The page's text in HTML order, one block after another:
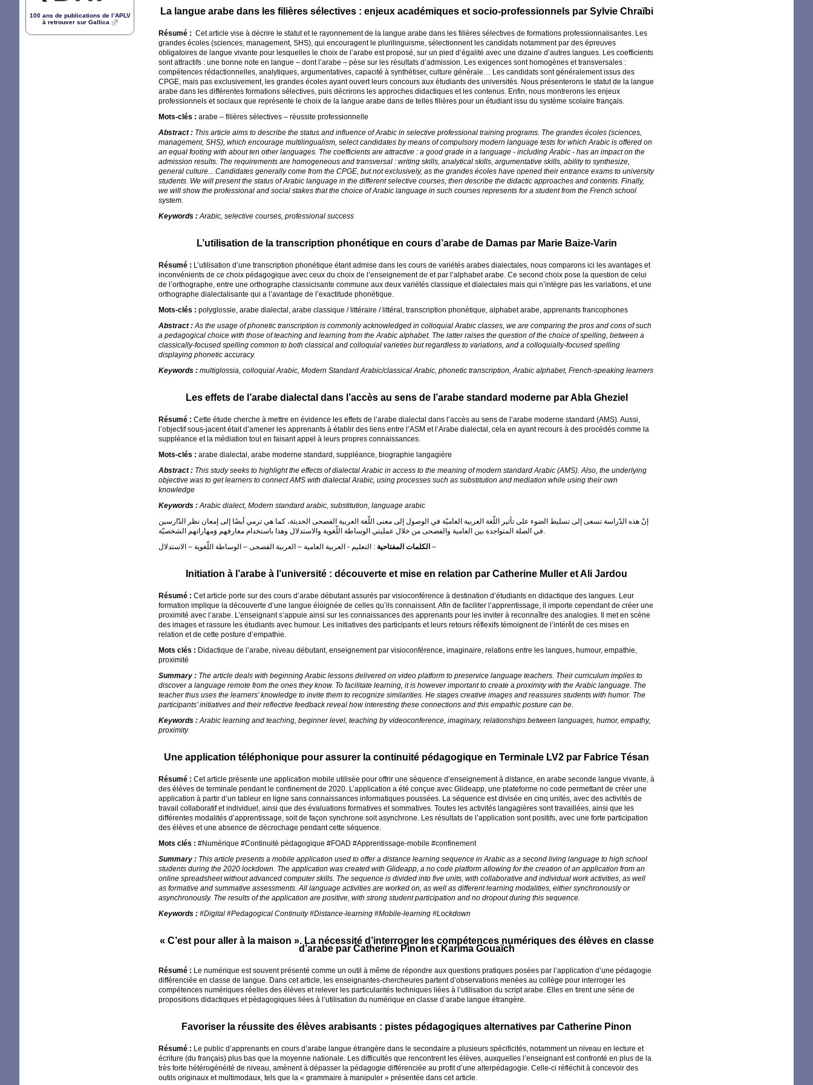
La langue arabe dans les filières sélectives : enjeux académiques et socio-professionnels par Sylvie Chraïbi
Résumé : Cet article vise à décrire le statut et le rayonnement de la langue arabe dans les filières sélectives de formations professionnalisantes. Les
grandes écoles (sciences, management, SHS), qui encouragent le plurilinguisme, sélectionnent les candidats notamment par des épreuves
obligatoires de langue vivante pour lesquelles le choix de l’arabe est proposé, sur un pied d’égalité avec une dizaine d’autres langues. Les coefficients
sont attractifs : une bonne note en langue – dont l’arabe – pèse sur les résultats d’admission. Les exigences sont homogènes et transversales :
compétences rédactionnelles, analytiques, argumentatives, capacité à synthétiser, culture générale… Les candidats sont généralement issus des
CPGE, mais pas exclusivement, les grandes écoles ayant ouvert leurs concours aux étudiants des universités. Nous présenterons le statut de la langue
arabe dans les différentes formations sélectives, puis décrirons les approches didactiques et les contenus. Enfin, nous montrerons les enjeux
professionnels et sociaux que représente le choix de la langue arabe dans de telles filières pour un étudiant issu du système scolaire français.
Mots-clés : arabe – filières sélectives – réussite professionnelle
Abstract : This article aims to describe the status and influence of Arabic in selective professional training programs. The grandes écoles (sciences,
management, SHS), which encourage multilingualism, select candidates by means of compulsory modern language tests for which Arabic is offered on
an equal footing with about ten other languages. The coefficients are attractive : a good grade in a language - including Arabic - has an impact on the
admission results. The requirements are homogeneous and transversal : writing skills, analytical skills, argumentative skills, ability to synthesize,
general culture... Candidates generally come from the CPGE, but not exclusively, as the grandes écoles have opened their entrance exams to university
students. We will present the status of Arabic language in the different selective courses, then describe the didactic approaches and contents. Finally,
we will show the professional and social stakes that the choice of Arabic language in such courses represents for a student from the French school
system.
Keywords : Arabic, selective courses, professional success
L’utilisation de la transcription phonétique en cours d’arabe de Damas par Marie Baize-Varin
Résumé : L’utilisation d’une transcription phonétique étant admise dans les cours de variétés arabes dialectales, nous comparons ici les avantages et
inconvénients de ce choix pédagogique avec ceux du choix de l’enseignement de et par l’alphabet arabe. Ce second choix pose la question de celui
de l’orthographe, entre une orthographe classicisante commune aux deux variétés classique et dialectales mais qui n’intègre pas les variations, et une
orthographe dialectalisante qui a l’avantage de l’exactitude phonétique.
Mots-clés : polyglossie, arabe dialectal, arabe classique / littéraire / littéral, transcription phonétique, alphabet arabe, apprenants francophones
Abstract : As the usage of phonetic transcription is commonly acknowledged in colloquial Arabic classes, we are comparing the pros and cons of such
a pedagogical choice with those of teaching and learning from the Arabic alphabet. The latter raises the question of the choice of spelling, between a
classically-focused spelling common to both classical and colloquial varieties but regardless to variations, and a colloquially-focused spelling
displaying phonetic accuracy.
Keywords : multiglossia, colloquial Arabic, Modern Standard Arabic/classical Arabic, phonetic transcription, Arabic alphabet, French-speaking learners
Les effets de l’arabe dialectal dans l’accès au sens de l’arabe standard moderne par Abla Gheziel
Résumé : Cette étude cherche à mettre en évidence les effets de l’arabe dialectal dans l’accès au sens de l’arabe moderne standard (AMS). Aussi,
l’objectif sous-jacent était d’amener les apprenants à établir des liens entre l’ASM et l’Arabe dialectal, cela en ayant recours à des procédés comme la
suppléance et la médiation tout en faisant appel à leurs propres connaissances.
Mots-clés : arabe dialectal, arabe moderne standard, suppléance, biographie langagière
Abstract : This study seeks to highlight the effects of dialectal Arabic in access to the meaning of modern standard Arabic (AMS). Also, the underlying
objective was to get learners to connectAMS with dialectal Arabic, using processes such as substitution and mediation while using their own
knowledge
Keywords : Arabic dialect, Modern standard arabic, substitution, language arabic
إنّ هذه الدّراسة تسعى إلى تسليط الضوء على تأثير اللّغة العربية العاميّة في الوصول إلى معنى اللّغة العربية الفصحى الحديثة، كما هي ترمي أيضًا إلى إمعان نظر الدّارسين
في الصلة المتواجدة بين العامية والفصحى من خلال عمليتي الوساطة اللّغوية والاستدلال وهذا باستخدام معارفهم وَمهاراتهم الشخصيّة.
الكلمات المفتاحية : التعليم - العربية العامية – العربية الفصحى – الوساطة اللّغوية – الاستدلال –
Initiation à l’arabe à l’université : découverte et mise en relation par Catherine Muller et Ali Jardou
Résumé : Cet article porte sur des cours d’arabe débutant assurés par visioconférence à destination d’étudiants en didactique des langues. Leur
formation implique la découverte d’une langue éloignée de celles qu’ils connaissent. Afin de faciliter l’apprentissage, il importe cependant de créer une
proximité avec l’arabe. L’enseignant s’appuie ainsi sur les connaissances des apprenants pour les inviter à reconnaître des analogies. Il met en scène
des images et rassure les étudiants avec humour. Les initiatives des participants et leurs retours réflexifs témoignent de l’intérêt de ces mises en
relation et de cette posture d’empathie.
Mots clés : Didactique de l’arabe, niveau débutant, enseignement par visioconférence, imaginaire, relations entre les langues, humour, empathie,
proximité
Summary : The article deals with beginning Arabic lessons delivered on video platform to preservice language teachers. Their curriculum implies to
discover a language remote from the ones they know. To facilitate learning, it is however important to create a proximity with the Arabic language. The
teacher thus uses the learners’ knowledge to invite them to recognize similarities. He stages creative images and reassures students with humor. The
participants’ initiatives and their reflective feedback reveal how interesting these connections and this empathic posture can be.
Keywords : Arabic learning and teaching, beginner level, teaching by videoconference, imaginary, relationships between languages, humor, empathy,
proximity
Une application téléphonique pour assurer la continuité pédagogique en Terminale LV2 par Fabrice Tésan
Résumé : Cet article présente une application mobile utilisée pour offrir une séquence d’enseignement à distance, en arabe seconde langue vivante, à
des élèves de terminale pendant le confinement de 2020. L’application a été conçue avec Glideapp, une plateforme no code permettant de créer une
application à partir d’un tableur en ligne sans connaissances informatiques poussées. La séquence est divisée en cinq unités, avec des activités de
travail collaboratif et individuel, ainsi que des évaluations formatives et sommatives. Toutes les activités langagières sont travaillées, ainsi que les
différentes modalités d’apprentissage, soit de façon synchrone soit asynchrone. Les résultats de l’application sont positifs, avec une forte participation
des élèves et une absence de décrochage pendant cette séquence.
Mots clés : #Numérique #Continuité pédagogique #FOAD #Apprentissage-mobile #confinement
Summary : This article presents a mobile application used to offer a distance learning sequence in Arabic as a second living language to high school
students during the 2020 lockdown. The application was created with Glideapp, a no code platform allowing for the creation of an application from an
online spreadsheet without advanced computer skills. The sequence is divided into five units, with collaborative and individual work activities, as well
as formative and summative assessments. All language activities are worked on, as well as different learning modalities, either synchronously or
asynchronously. The results of the application are positive, with strong student participation and no dropout during this sequence.
Keywords : #Digital #Pedagogical Continuity #Distance-learning #Mobile-learning #Lockdown
« C’est pour aller à la maison ». La nécessité d’interroger les compétences numériques des élèves en classe
d’arabe par Catherine Pinon et Karima Gouaïch
Résumé : Le numérique est souvent présenté comme un outil à même de répondre aux questions pratiques posées par l’application d’une pédagogie
différenciée en classe de langue. Dans cet article, les enseignantes-chercheures partent d’observations menées au collège pour interroger les
compétences numériques réelles des élèves et relever les particularités techniques liées à l’utilisation du script arabe. Elles en tirent une série de
propositions didactiques et pédagogiques liées à l’utilisation du numérique en classe d’arabe langue étrangère.
Favoriser la réussite des élèves arabisants : pistes pédagogiques alternatives par Catherine Pinon
Résumé : Le public d’apprenants en cours d’arabe langue étrangère dans le secondaire a plusieurs spécificités, notamment un niveau en lecture et
écriture (du français) plus bas que la moyenne nationale. Les difficultés que rencontrent les élèves, auxquelles l’enseignant est confronté en plus de la
très forte hétérogénéité de niveau, amènent à dépasser la pédagogie différenciée au profit d’une alterpédagogie. Celle-ci réfléchit à concevoir des
outils originaux et multimodaux, tels que la « grammaire à manipuler » présentée dans cet article.
100 ans de publications de l’APLV
à retrouver sur Gallica